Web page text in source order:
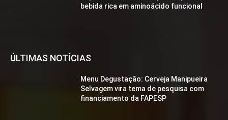
bebida rica em aminoácido funcional
ÚLTIMAS NOTÍCIAS
Menu Degustação: Cerveja Manipueira
Selvagem vira tema de pesquisa com
financiamento da FAPESP